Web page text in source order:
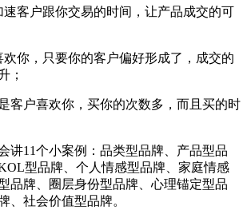
客户跟你交易的时间，让产品成交的可
你，只要你的客户偏好形成了，成交的
；
客户喜欢你，买你的次数多，而且买的时
讲11个小案例：品类型品牌、产品型品
型品牌、个人情感型品牌、家庭情感
品牌、圈层身份型品牌、心理锚定型品
、社会价值型品牌。